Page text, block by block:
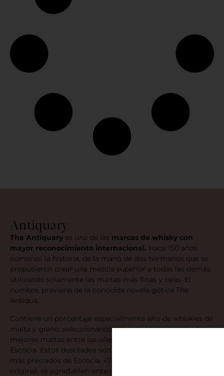
Antiquary
The Antiquary es una de las marcas de whisky con
mayor reconocimiento internacional. Hace 150 años
comenzó la historia, de la mano de dos hermanos que se
propusieron crear una mezcla superior a todas las demás,
utilizando solamente las maltas más finas y raras. El
nombre, proviene de la conocida novela gótica The
Antiqua.
Contiene un porcentaje especialmente alto de whiskies de
malta y grano, seleccionándose los mejores granos y las
mejores maltas entre las islas y las tierras altas y bajas de
Escocia. Estos destilados son elaborados con los whiskies
más preciados de Escocia. «The Antiquary», la versión
original, es agradablemente dulce y equilibrada. Para «The